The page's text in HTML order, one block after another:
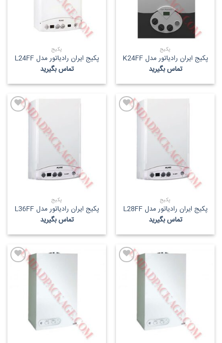
پکیج
پکیج ایران رادیاتور مدل K24FF
تماس بگیرید
پکیج
پکیج ایران رادیاتور مدل L24FF
تماس بگیرید
پکیج
پکیج ایران رادیاتور مدل L28FF
تماس بگیرید
پکیج
پکیج ایران رادیاتور مدل L36FF
تماس بگیرید